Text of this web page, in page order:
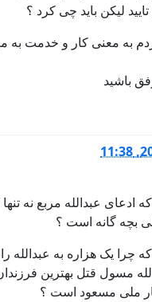
لیکن باید چی کرد ؟
به معنی کار و خدمت به
باشید
که ادعای عبدالله مربع نه
بچه گانه است ؟
چرا یک هزاره به عبدالله
مسول قتل بهترین
ملی مسعود است ؟